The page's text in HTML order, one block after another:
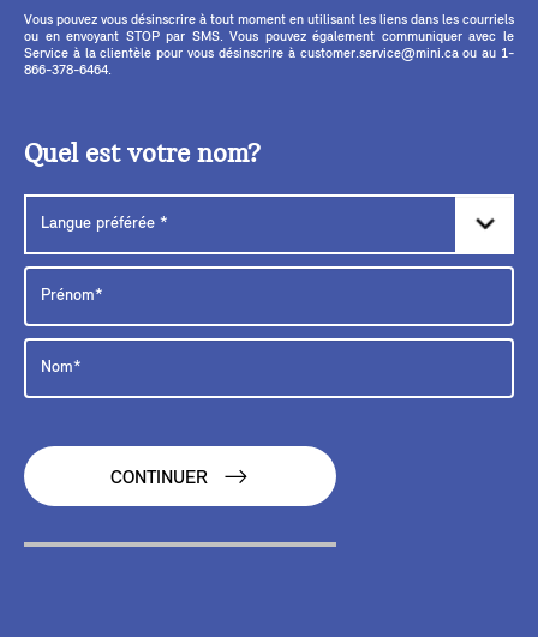
Vous pouvez vous désinscrire à tout moment en utilisant les liens dans les courriels
ou en envoyant STOP par SMS. Vous pouvez également communiquer avec le
Service à la clientèle pour vous désinscrire à customer.service@mini.ca ou au 1-
866-378-6464.
Quel est votre nom?
CONTINUER